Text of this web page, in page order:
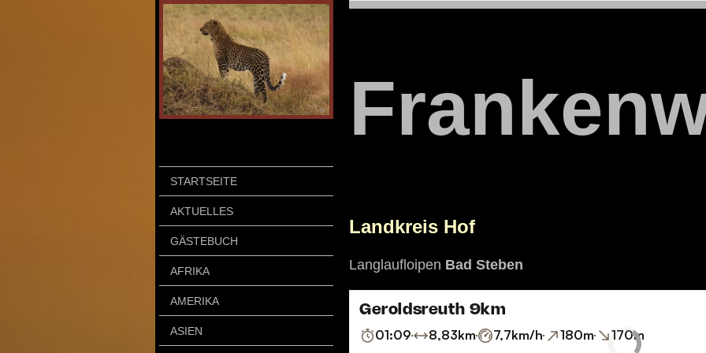
STARTSEITE
AKTUELLES
GÄSTEBUCH
AFRIKA
AMERIKA
ASIEN
Landkreis Hof
Langlaufloipen Bad Steben